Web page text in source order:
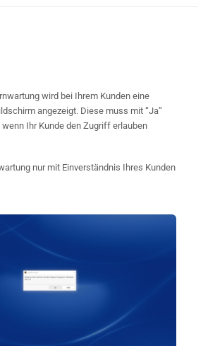
wird bei Ihrem Kunden eine
angezeigt. Diese muss mit “Ja”
Ihr Kunde den Zugriff erlauben
nur mit Einverständnis Ihres Kunden